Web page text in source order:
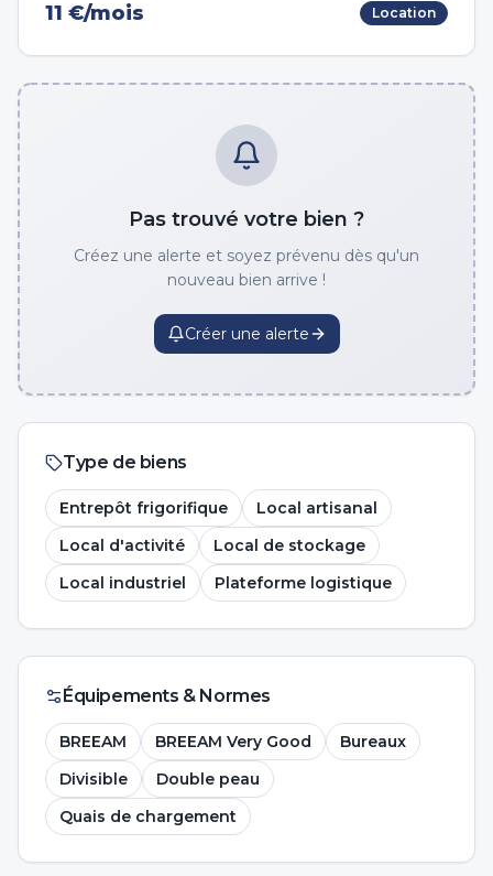
11 €/mois Location
Pas trouvé votre bien ?
Créez une alerte et soyez prévenu dès qu'un
nouveau bien arrive !
Créer une alerte
Type de biens
Entrepôt frigorifique
Local artisanal
Local d'activité
Local de stockage
Local industriel
Plateforme logistique
Équipements & Normes
BREEAM BREEAM Very Good
Bureaux
Divisible
Double peau
Quais de chargement